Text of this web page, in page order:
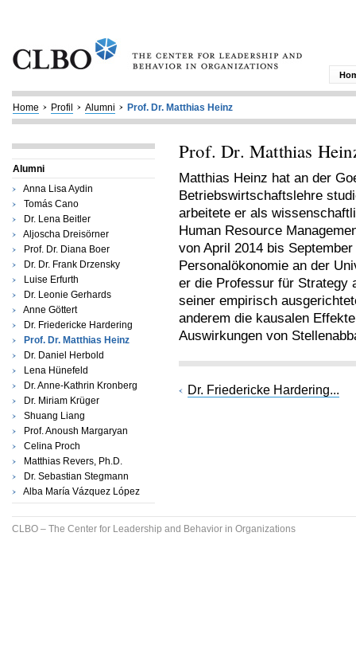
Home Profil Alumni Prof. Dr. Matthias Heinz
Alumni
Anna Lisa Aydin
Tomás Cano
Dr. Lena Beitler
Aljoscha Dreisörner
Prof. Dr. Diana Boer
Dr. Dr. Frank Drzensky
Luise Erfurth
Dr. Leonie Gerhards
Anne Göttert
Dr. Friedericke Hardering
Prof. Dr. Matthias Heinz
Dr. Daniel Herbold
Lena Hünefeld
Dr. Anne-Kathrin Kronberg
Dr. Miriam Krüger
Shuang Liang
Prof. Anoush Margaryan
Celina Proch
Matthias Revers, Ph.D.
Dr. Sebastian Stegmann
Alba María Vázquez López
Prof. Dr. Matthias
Matthias Heinz hat an der
Betriebswirtschaftslehre
arbeitete er als
Human Resource
von April 2014 bis
Personalökonomie an der
er die Professur für Strategy
seiner empirisch
anderem die kausalen
Auswirkungen von
Dr. Friedericke Hardering...
CLBO – The Center for Leadership and Behavior in Organizations